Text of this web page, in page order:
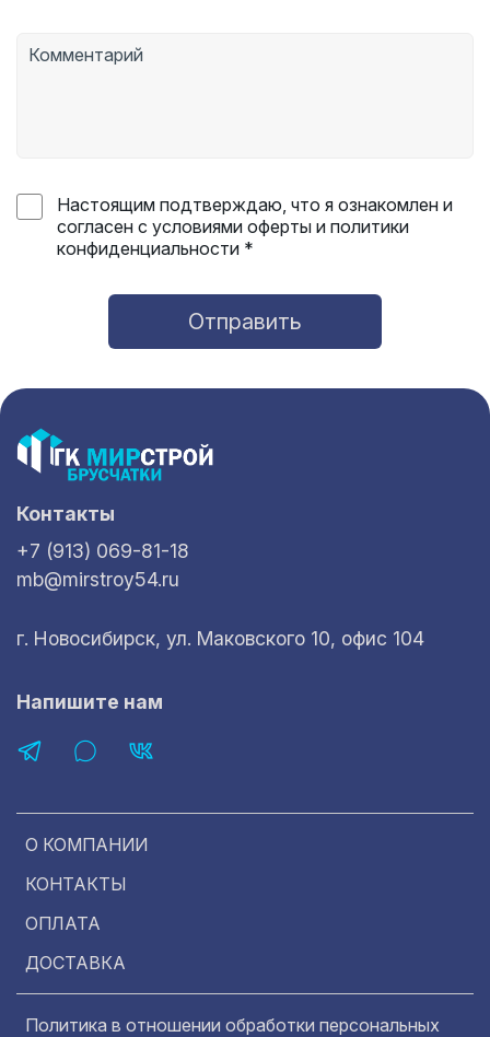
Настоящим подтверждаю, что я ознакомлен и
согласен с условиями оферты и политики
конфиденциальности *
Отправить
О КОМПАНИИ
КОНТАКТЫ
ОПЛАТА
ДОСТАВКА
Политика в отношении обработки персональных
Контакты
+7 (913) 069-81-18
mb@mirstroy54.ru
г. Новосибирск, ул. Маковского 10, офис 104
Напишите нам